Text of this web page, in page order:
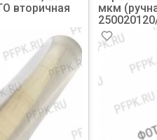
вторичная
мкм